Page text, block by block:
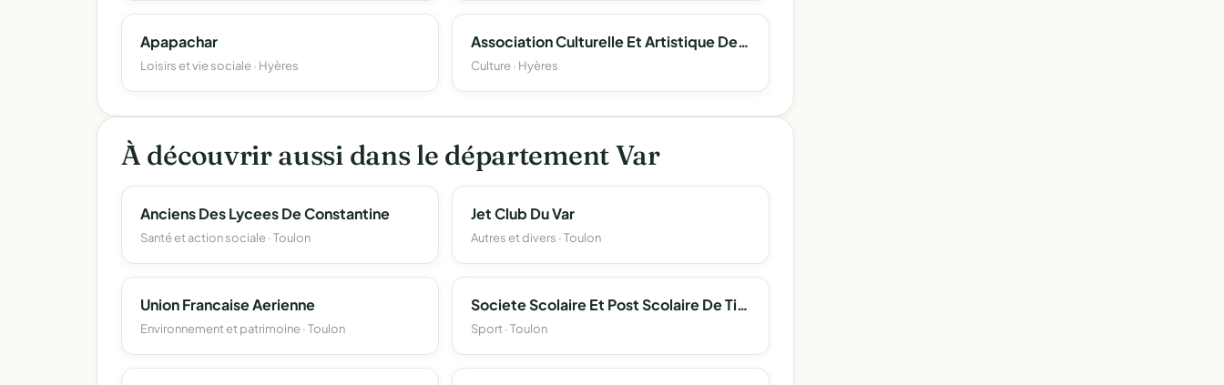
Apapachar
Loisirs et vie sociale · Hyères
Association Culturelle Et Artistique Des Amis De Jean
Culture · Hyères
À découvrir aussi dans le département Var
Anciens Des Lycees De Constantine
Santé et action sociale · Toulon
Jet Club Du Var
Autres et divers · Toulon
Union Francaise Aerienne
Environnement et patrimoine · Toulon
Societe Scolaire Et Post Scolaire De Tir Carabine St Roch
Sport · Toulon